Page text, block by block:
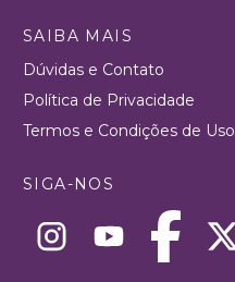
SAIBA MAIS
Dúvidas e Contato
Política de Privacidade
Termos e Condições de Uso
SIGA-NOS